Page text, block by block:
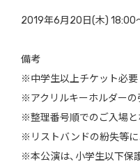
2019年6月20日(木) 18:00
備考
※中学生以上チケット必要
※アクリルキーホルダー
※整理番号順でのご入場と
※リストバンドの紛失等
※本公演は、小学生以下保